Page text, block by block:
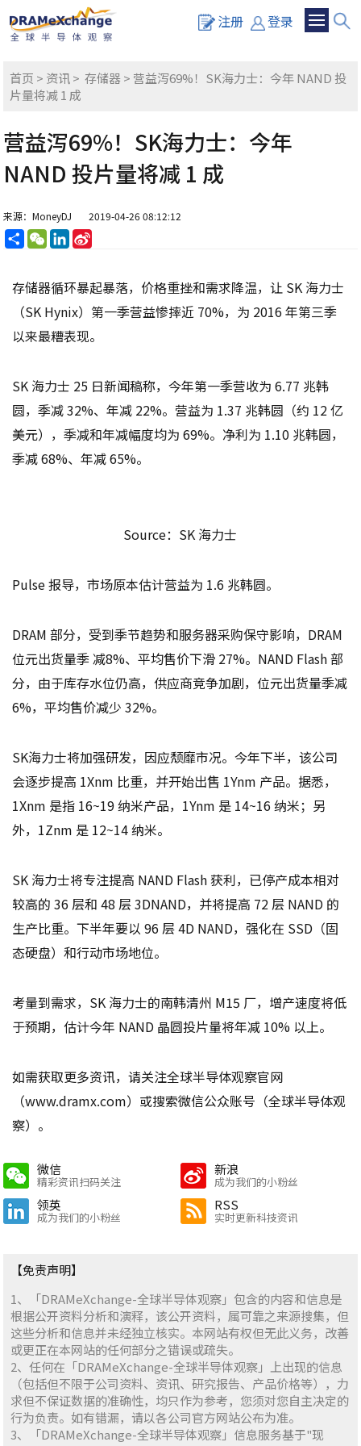
注册 登录
首页 > 资讯>存储器> 营益泻69%！SK海力士：今年 NAND 投
片量将减 1 成
营益泻69%！SK海力士：今年
NAND 投片量将减 1 成
来源：MoneyDJ2019-04-26 08:12:12
分
享
WeChatLinkedIn
存储器循环暴起暴落，价格重挫和需求降温，让 SK 海力士
（SK Hynix）第一季营益惨摔近 70%，为 2016 年第三季
以来最糟表现。
SK 海力士 25 日新闻稿称，今年第一季营收为 6.77 兆韩
圆，季减 32%、年减 22%。营益为 1.37 兆韩圆（约 12 亿
美元），季减和年减幅度均为 69%。净利为 1.10 兆韩圆，
季减 68%、年减 65%。
Source：SK 海力士
Pulse 报导，市场原本估计营益为 1.6 兆韩圆。
DRAM 部分，受到季节趋势和服务器采购保守影响，DRAM
位元出货量季 减8%、平均售价下滑 27%。NAND Flash 部
分，由于库存水位仍高，供应商竞争加剧，位元出货量季减
6%，平均售价减少 32%。
SK海力士将加强研发，因应颓靡市况。今年下半，该公司
会逐步提高 1Xnm 比重，并开始出售 1Ynm 产品。据悉，
1Xnm 是指 16~19 纳米产品，1Ynm 是 14~16 纳米；另
外，1Znm 是 12~14 纳米。
SK 海力士将专注提高 NAND Flash 获利，已停产成本相对
较高的 36 层和 48 层 3DNAND，并将提高 72 层 NAND 的
生产比重。下半年要以 96 层 4D NAND，强化在 SSD（固
态硬盘）和行动市场地位。
考量到需求，SK 海力士的南韩清州 M15 厂，增产速度将低
于预期，估计今年 NAND 晶圆投片量将年减 10% 以上。
如需获取更多资讯，请关注全球半导体观察官网
（www.dramx.com）或搜索微信公众账号（全球半导体观
察）。
微信
精彩资讯扫码关注
新浪
成为我们的小粉丝
领英
成为我们的小粉丝
RSS
实时更新科技资讯
【免责声明】
1、「DRAMeXchange-全球半导体观察」包含的内容和信息是
根据公开资料分析和演释，该公开资料，属可靠之来源搜集，但
这些分析和信息并未经独立核实。本网站有权但无此义务，改善
或更正在本网站的任何部分之错误或疏失。
2、任何在「DRAMeXchange-全球半导体观察」上出现的信息
（包括但不限于公司资料、资讯、研究报告、产品价格等），力
求但不保证数据的准确性，均只作为参考，您须对您自主决定的
行为负责。如有错漏，请以各公司官方网站公布为准。
3、「DRAMeXchange-全球半导体观察」信息服务基于"现